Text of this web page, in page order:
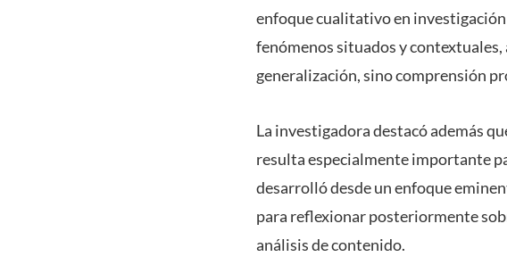
enfoque cualitativo en
fenómenos situados y
generalización, sino comprensión
La investigadora destacó además
resulta especialmente importante
desarrolló desde un enfoque
para reflexionar posteriormente
análisis de contenido.